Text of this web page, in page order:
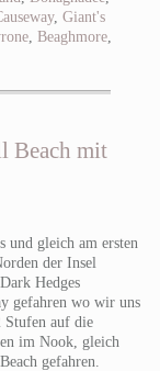
, Giant's
, Beaghmore,
Beach mit
und gleich am ersten
der Insel
Hedges
gefahren wo wir uns
Stufen auf die
im Nook, gleich
gefahren.